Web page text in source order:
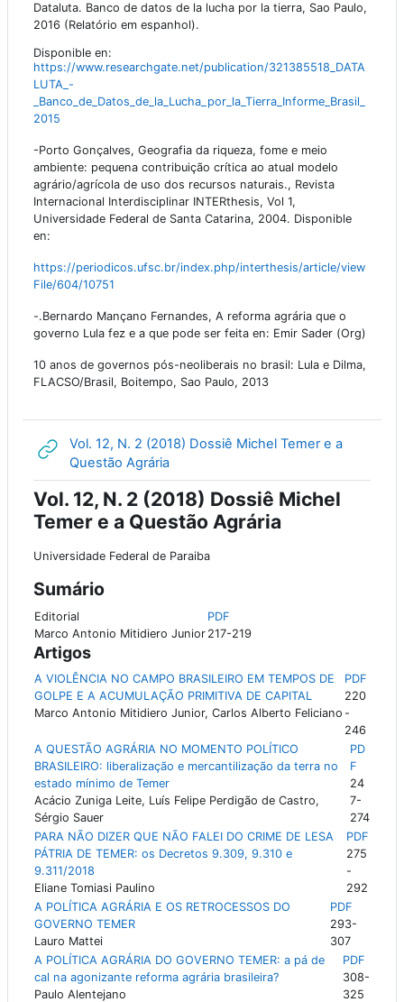
Dataluta. Banco de datos de la lucha por la tierra, Sao Paulo,
2016 (Relatório em espanhol).
Disponible en:
https://www.researchgate.net/publication/321385518_DATA
LUTA_-
_Banco_de_Datos_de_la_Lucha_por_la_Tierra_Informe_Brasil_
2015
-Porto Gonçalves, Geografia da riqueza, fome e meio
ambiente: pequena contribuição crítica ao atual modelo
agrário/agrícola de uso dos recursos naturais., Revista
Internacional Interdisciplinar INTERthesis, Vol 1,
Universidade Federal de Santa Catarina, 2004. Disponible
en:
https://periodicos.ufsc.br/index.php/interthesis/article/view
File/604/10751
-.Bernardo Mançano Fernandes, A reforma agrária que o
governo Lula fez e a que pode ser feita en: Emir Sader (Org)
10 anos de governos pós-neoliberais no brasil: Lula e Dilma,
FLACSO/Brasil, Boitempo, Sao Paulo, 2013
Vol. 12, N. 2 (2018) Dossiê Michel Temer e a
Questão AgráriaURL
Vol. 12, N. 2 (2018) Dossiê Michel
Temer e a Questão Agrária
Universidade Federal de Paraiba
Sumário
Editorial
Marco Antonio Mitidiero Junior
PDF
217-219
Artigos
A VIOLÊNCIA NO CAMPO BRASILEIRO EM TEMPOS DE
GOLPE E A ACUMULAÇÃO PRIMITIVA DE CAPITAL
Marco Antonio Mitidiero Junior, Carlos Alberto Feliciano
PDF
220
-
246
A QUESTÃO AGRÁRIA NO MOMENTO POLÍTICO
BRASILEIRO: liberalização e mercantilização da terra no
estado mínimo de Temer
Acácio Zuniga Leite, Luís Felipe Perdigão de Castro,
Sérgio Sauer
PD
F
24
7-
274
PARA NÃO DIZER QUE NÃO FALEI DO CRIME DE LESA
PÁTRIA DE TEMER: os Decretos 9.309, 9.310 e
9.311/2018
Eliane Tomiasi Paulino
PDF
275
-
292
A POLÍTICA AGRÁRIA E OS RETROCESSOS DO
GOVERNO TEMER
Lauro Mattei
PDF
293-
307
A POLÍTICA AGRÁRIA DO GOVERNO TEMER: a pá de
cal na agonizante reforma agrária brasileira?
Paulo Alentejano
PDF
308-
325